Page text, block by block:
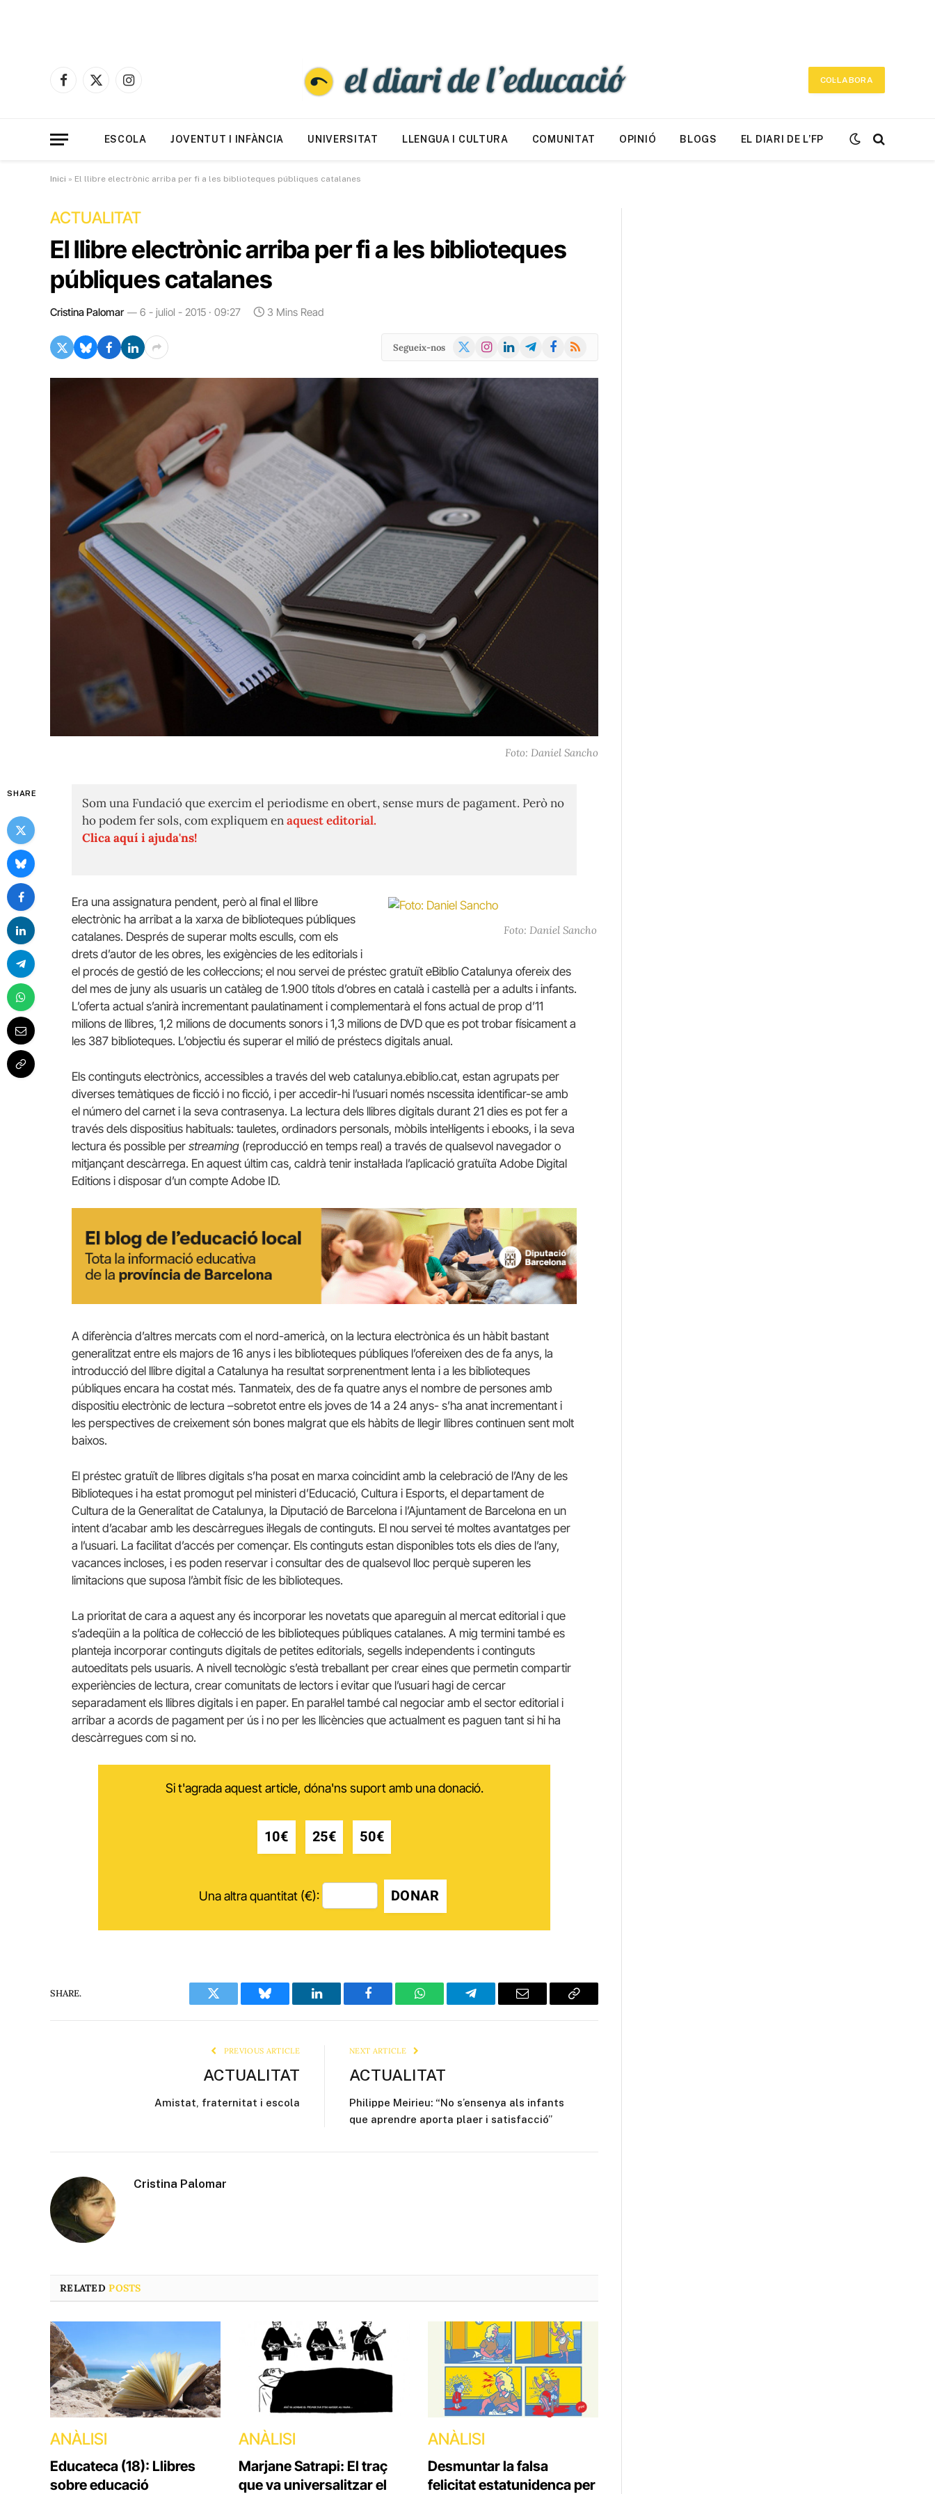
Facebook
X
Instagram
COL·LABORA
ESCOLA JOVENTUT I INFÀNCIA UNIVERSITAT LLENGUA I CULTURA COMUNITAT OPINIÓ BLOGS EL DIARI DE L’FP
Inici » El llibre electrònic arriba per fi a les biblioteques públiques catalanes
ACTUALITAT
El llibre electrònic arriba per fi a les biblioteques
públiques catalanes
Cristina Palomar 6 - juliol - 2015 · 09:27 3 Mins Read
Segueix-nos
X
Instagram
LinkedInTelegramFacebook
RSS
Foto: Daniel Sancho
SHARE
Som una Fundació que exercim el periodisme en obert, sense murs de pagament. Però no
ho podem fer sols, com expliquem enaquest editorial.
Clica aquí i ajuda'ns!
Foto: Daniel Sancho
Era una assignatura pendent, però al final el llibre
electrònic ha arribat a la xarxa de biblioteques públiques
catalanes. Després de superar molts esculls, com els
drets d’autor de les obres, les exigències de les editorials i
el procés de gestió de les col·leccions; el nou servei de préstec gratuït eBiblio Catalunya ofereix des
del mes de juny als usuaris un catàleg de 1.900 títols d’obres en català i castellà per a adults i infants.
L’oferta actual s’anirà incrementant paulatinament i complementarà el fons actual de prop d’11
milions de llibres, 1,2 milions de documents sonors i 1,3 milions de DVD que es pot trobar físicament a
les 387 biblioteques. L’objectiu és superar el milió de préstecs digitals anual.
Els continguts electrònics, accessibles a través del web catalunya.ebiblio.cat, estan agrupats per
diverses temàtiques de ficció i no ficció, i per accedir-hi l’usuari només nscessita identificar-se amb
el número del carnet i la seva contrasenya. La lectura dels llibres digitals durant 21 dies es pot fer a
través dels dispositius habituals: tauletes, ordinadors personals, mòbils intel·ligents i ebooks, i la seva
lectura és possible per streaming (reproducció en temps real) a través de qualsevol navegador o
mitjançant descàrrega. En aquest últim cas, caldrà tenir instal·lada l’aplicació gratuïta Adobe Digital
Editions i disposar d’un compte Adobe ID.
A diferència d’altres mercats com el nord-americà, on la lectura electrònica és un hàbit bastant
generalitzat entre els majors de 16 anys i les biblioteques públiques l’ofereixen des de fa anys, la
introducció del llibre digital a Catalunya ha resultat sorprenentment lenta i a les biblioteques
públiques encara ha costat més. Tanmateix, des de fa quatre anys el nombre de persones amb
dispositiu electrònic de lectura –sobretot entre els joves de 14 a 24 anys- s’ha anat incrementant i
les perspectives de creixement són bones malgrat que els hàbits de llegir llibres continuen sent molt
baixos.
El préstec gratuït de llibres digitals s’ha posat en marxa coincidint amb la celebració de l’Any de les
Biblioteques i ha estat promogut pel ministeri d’Educació, Cultura i Esports, el departament de
Cultura de la Generalitat de Catalunya, la Diputació de Barcelona i l’Ajuntament de Barcelona en un
intent d’acabar amb les descàrregues il·legals de continguts. El nou servei té moltes avantatges per
a l’usuari. La facilitat d’accés per començar. Els continguts estan disponibles tots els dies de l’any,
vacances incloses, i es poden reservar i consultar des de qualsevol lloc perquè superen les
limitacions que suposa l’àmbit físic de les biblioteques.
La prioritat de cara a aquest any és incorporar les novetats que apareguin al mercat editorial i que
s’adeqüin a la política de col·lecció de les biblioteques públiques catalanes. A mig termini també es
planteja incorporar continguts digitals de petites editorials, segells independents i continguts
autoeditats pels usuaris. A nivell tecnològic s’està treballant per crear eines que permetin compartir
experiències de lectura, crear comunitats de lectors i evitar que l’usuari hagi de cercar
separadament els llibres digitals i en paper. En paral·lel també cal negociar amb el sector editorial i
arribar a acords de pagament per ús i no per les llicències que actualment es paguen tant si hi ha
descàrregues com si no.
Si t'agrada aquest article, dóna'ns suport amb una donació.
10€ 25€ 50€
Una altra quantitat (€): DONAR
SHARE.
Twitter Bluesky LinkedIn Facebook WhatsAppTelegram Email
Copy
PREVIOUS ARTICLE
ACTUALITAT
Amistat, fraternitat i escola
NEXT ARTICLE
ACTUALITAT
Philippe Meirieu: “No s’ensenya als infants
que aprendre aporta plaer i satisfacció”
Cristina Palomar
RELATEDPOSTS
ANÀLISI
Educateca (18): Llibres
sobre educació
ANÀLISI
Marjane Satrapi: El traç
que va universalitzar el
ANÀLISI
Desmuntar la falsa
felicitat estatunidenca per